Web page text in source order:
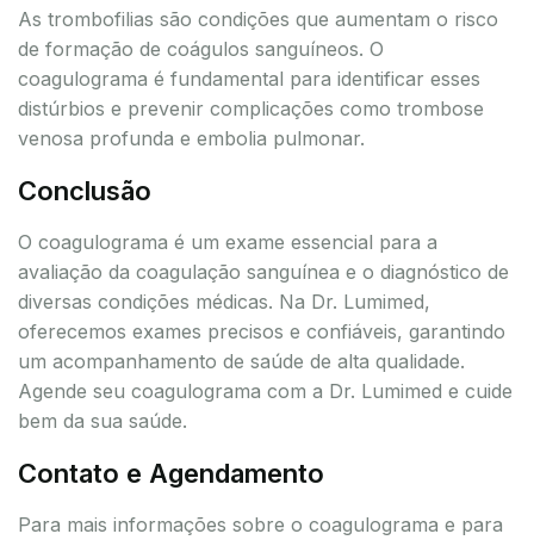
As trombofilias são condições que aumentam o risco
de formação de coágulos sanguíneos. O
coagulograma é fundamental para identificar esses
distúrbios e prevenir complicações como trombose
venosa profunda e embolia pulmonar.
Conclusão
O coagulograma é um exame essencial para a
avaliação da coagulação sanguínea e o diagnóstico de
diversas condições médicas. Na Dr. Lumimed,
oferecemos exames precisos e confiáveis, garantindo
um acompanhamento de saúde de alta qualidade.
Agende seu coagulograma com a Dr. Lumimed e cuide
bem da sua saúde.
Contato e Agendamento
Para mais informações sobre o coagulograma e para